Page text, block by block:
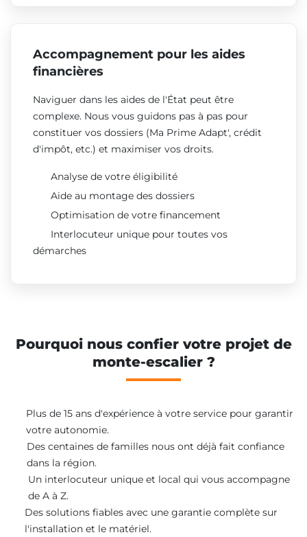
Accompagnement pour les aides
financières
Naviguer dans les aides de l'État peut être
complexe. Nous vous guidons pas à pas pour
constituer vos dossiers (Ma Prime Adapt', crédit
d'impôt, etc.) et maximiser vos droits.
Analyse de votre éligibilité
Aide au montage des dossiers
Optimisation de votre financement
Interlocuteur unique pour toutes vos
démarches
Pourquoi nous confier votre projet de
monte-escalier ?
Plus de 15 ans d'expérience à votre service pour garantir
votre autonomie.
Des centaines de familles nous ont déjà fait confiance
dans la région.
Un interlocuteur unique et local qui vous accompagne
de A à Z.
Des solutions fiables avec une garantie complète sur
l'installation et le matériel.